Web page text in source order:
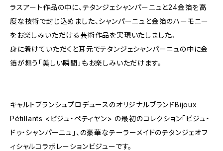
ラスアート作品の中に、テタンジェシャンパーニュと24金箔を高
度な技術で封じ込めました、シャンパーニュと金箔のハーモニー
をお楽しみいただける芸術作品を実現いたしました。
身に着けていただくと耳元でテタンジェシャンパーニュの中に金
箔が舞う「美しい瞬間」もお楽しみいただけます。
キャルトブランシュプロデュースのオリジナルブランドBijoux
Pétillants <ビジュ・ペティヤン> の最初のコレクション「ビジュ・
ドゥ・シャンパーニュ」、の豪華なテーラーメイドのテタンジェオフ
ィシャルコラボレーションビジューです。